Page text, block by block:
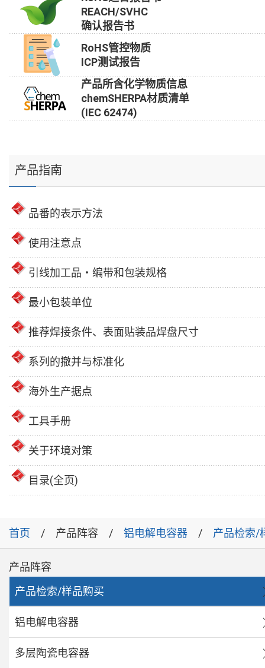
REACH/SVHC
确认报告书
RoHS管控物质
ICP测试报告
产品所含化学物质信息
chemSHERPA材质清单
(IEC 62474)
产品指南
品番的表示方法
使用注意点
引线加工品・编带和包装规格
最小包装单位
推荐焊接条件、表面贴装品焊盘尺寸
系列的撤并与标准化
海外生产据点
工具手册
关于环境对策
目录(全页)
首页 产品阵容 铝电解电容器 产品检索/
产品阵容
产品检索/样品购买
铝电解电容器
多层陶瓷电容器